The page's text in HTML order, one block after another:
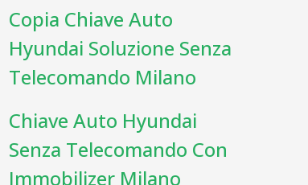
Copia Chiave Auto
Hyundai Soluzione Senza
Telecomando Milano
Chiave Auto Hyundai
Senza Telecomando Con
Immobilizer Milano